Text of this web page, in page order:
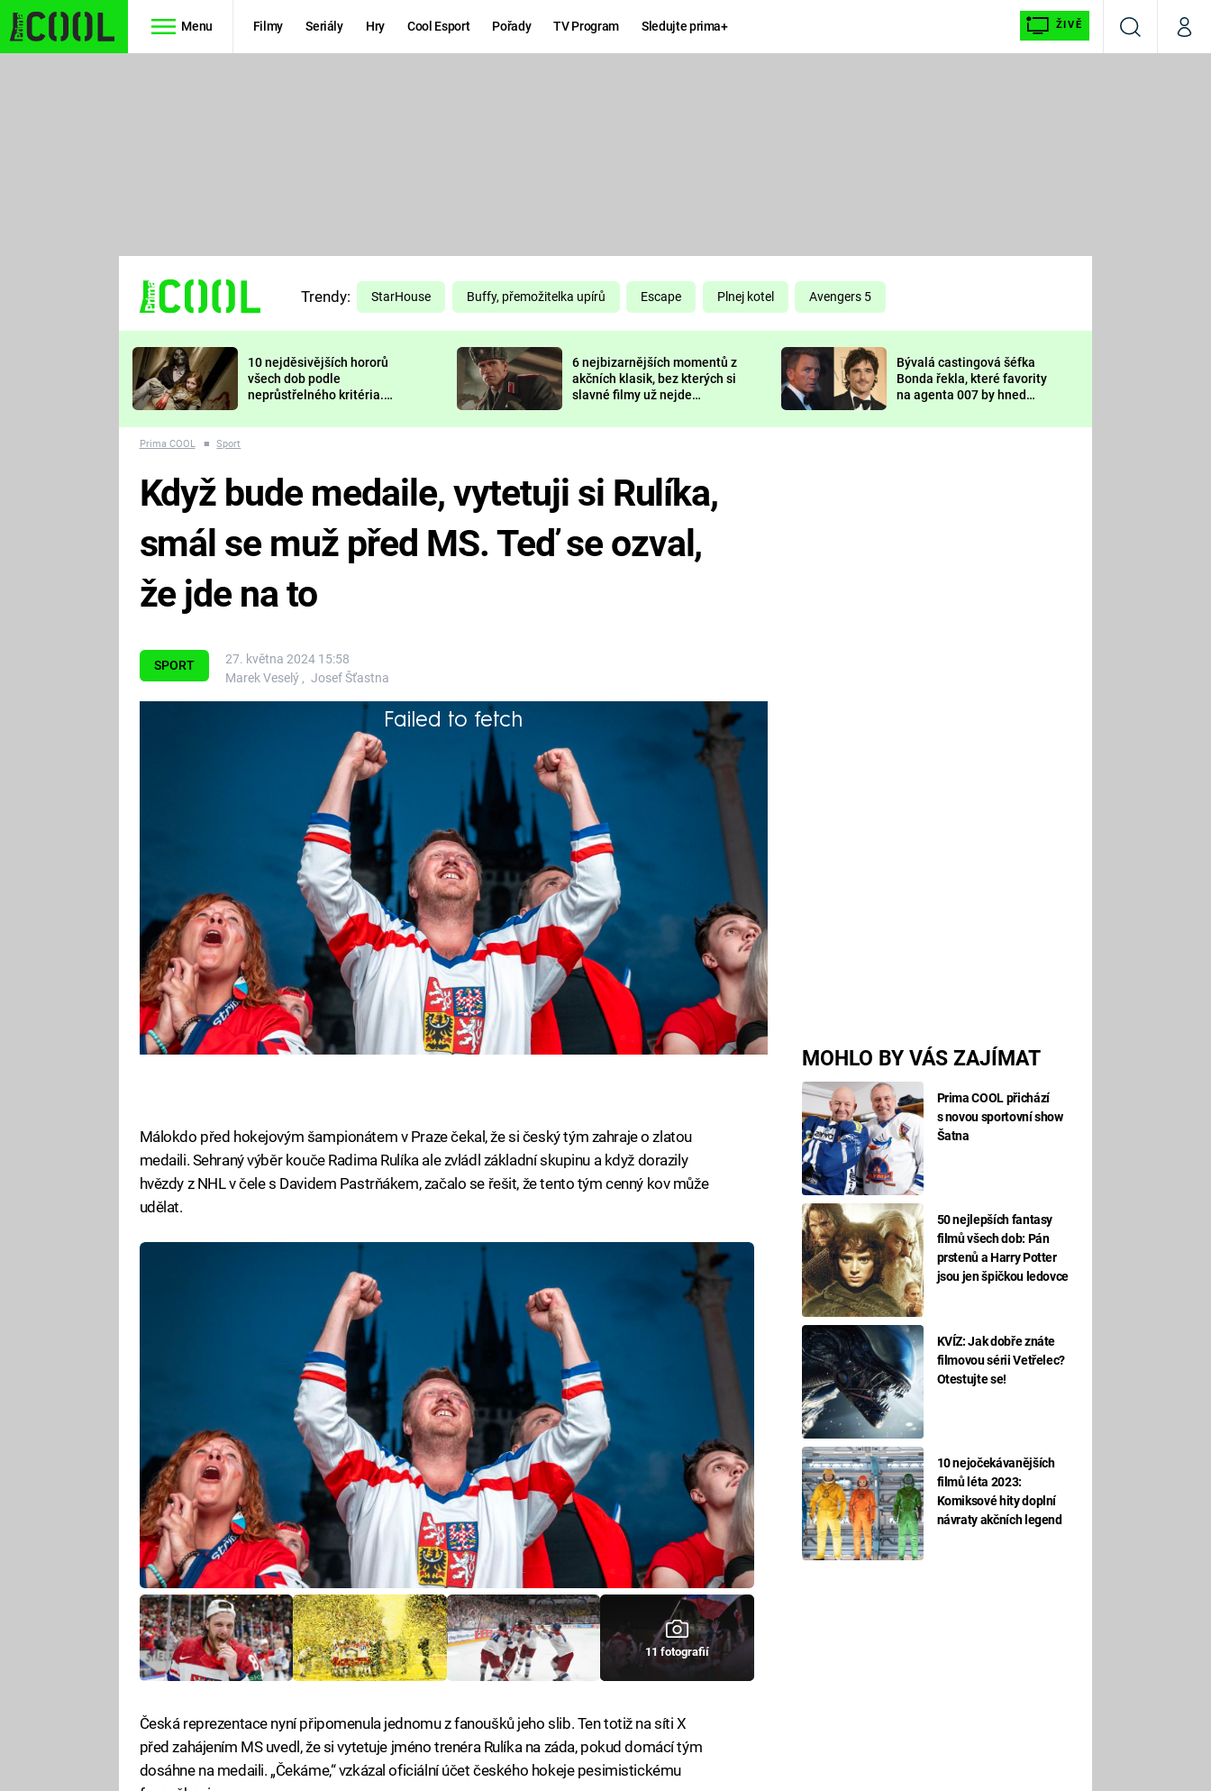
Menu Filmy Seriály Hry Cool Esport Pořady TV Program Sledujte prima+ ŽIVĚ
VyhledáváníMůj
TŘESKU
FUTURAMA
PREDÁTOR
DELIVERANCE
KOMEDIE
CHUCK
NORRIS
DEADPOOL
Prima LAJK
Sledujte nás
Trendy: StarHouse Buffy, přemožitelka upírů Escape Plnej kotel Avengers 5
10 nejděsivějších hororů
všech dob podle
neprůstřelného kritéria.
nejvíc zvednou tep?
6 nejbizarnějších momentů z
akčních klasik, bez kterých si
slavné filmy už nejde
Bývalá castingová šéfka
Bonda řekla, které favority
na agenta 007 by hned
Prima COOL ■ Sport
SPORT
27. května 2024 15:58
Marek Veselý , Josef Šťastna
MOHLO BY VÁS ZAJÍMAT
Prima COOL přichází
s novou sportovní show
Šatna
50 nejlepších fantasy
filmů všech dob: Pán
prstenů a Harry Potter
jsou jen špičkou ledovce
KVÍZ: Jak dobře znáte
filmovou sérii Vetřelec?
Otestujte se!
10 nejočekávanějších
filmů léta 2023:
Komiksové hity doplní
návraty akčních legend
Když bude medaile, vytetuji si Rulíka,
smál se muž před MS. Teď se ozval,
že jde na to
Failed to fetch
Někteří fanoušci už před zahájením MS tvrdili, že Rulíkův výběr může v
Praze dojít do finále. Další ale byli přesvědčeni, že reprezentace v Praze
nemůže přejít přes čtvrtfinále a skončí bez medaile. Jeden z pesimistů
se nyní ozval, aby mohl splnit slib, který před šampionátem veřejně dal.
Málokdo před hokejovým šampionátem v Praze čekal, že si český tým zahraje o zlatou
medaili. Sehraný výběr kouče Radima Rulíka ale zvládl základní skupinu a když dorazily
hvězdy z NHL v čele s Davidem Pastrňákem, začalo se řešit, že tento tým cenný kov může
udělat.
11 fotografií
Česká reprezentace nyní připomenula jednomu z fanoušků jeho slib. Ten totiž na síti X
před zahájením MS uvedl, že si vytetuje jméno trenéra Rulíka na záda, pokud domácí tým
dosáhne na medaili. „Čekáme,“ vzkázal oficiální účet českého hokeje pesimistickému